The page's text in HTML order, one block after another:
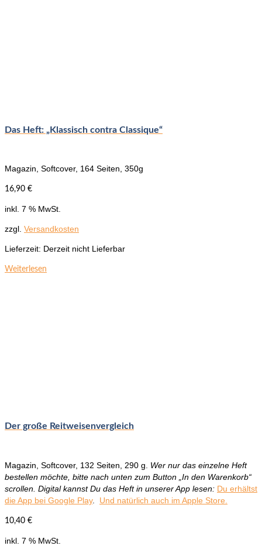
Das Heft: „Klassisch contra Classique“
Magazin, Softcover, 164 Seiten, 350g
16,90 €
inkl. 7 % MwSt.
zzgl. Versandkosten
Lieferzeit: Derzeit nicht Lieferbar
Weiterlesen
Der große Reitweisenvergleich
Magazin, Softcover, 132 Seiten, 290 g. Wer nur das einzelne Heft
bestellen möchte, bitte nach unten zum Button „In den Warenkorb“
scrollen. Digital kannst Du das Heft in unserer App lesen: Du erhältst
die App bei Google Play. Und natürlich auch im Apple Store.
10,40 €
inkl. 7 % MwSt.